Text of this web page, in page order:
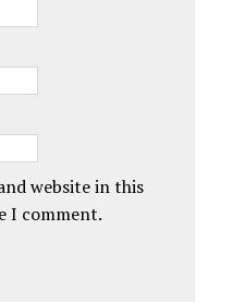
website in this
I comment.